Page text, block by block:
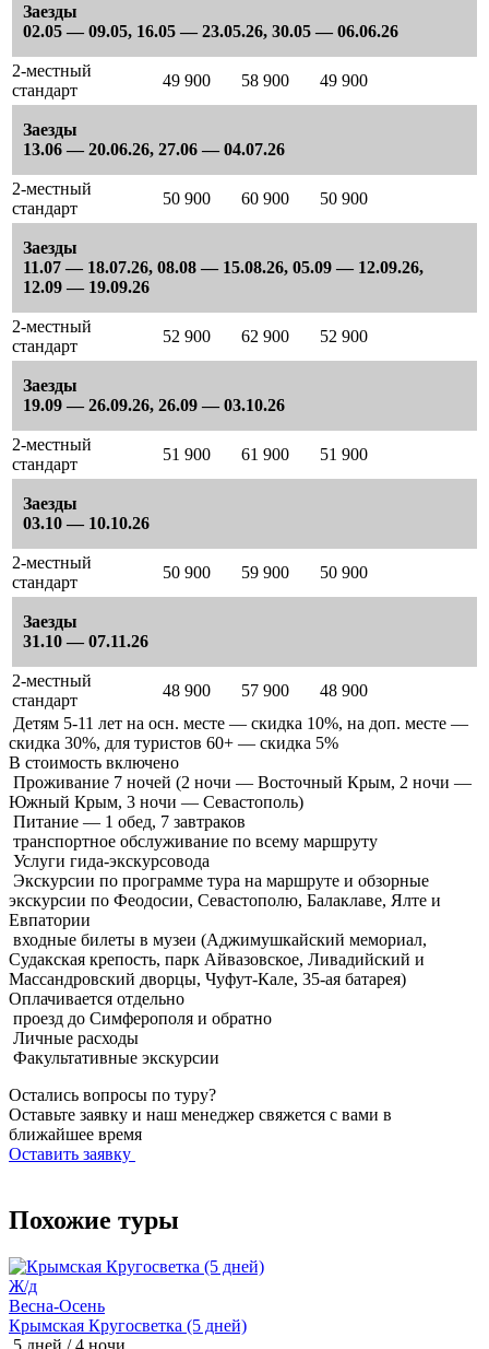
Заезды
02.05 — 09.05, 16.05 — 23.05.26, 30.05 — 06.06.26
2-местный
стандарт
49 900 58 900 49 900
Заезды
13.06 — 20.06.26, 27.06 — 04.07.26
2-местный
стандарт
50 900 60 900 50 900
Заезды
11.07 — 18.07.26, 08.08 — 15.08.26, 05.09 — 12.09.26,
12.09 — 19.09.26
2-местный
стандарт
52 900 62 900 52 900
Заезды
19.09 — 26.09.26, 26.09 — 03.10.26
2-местный
стандарт
51 900 61 900 51 900
Заезды
03.10 — 10.10.26
2-местный
стандарт
50 900 59 900 50 900
Заезды
31.10 — 07.11.26
2-местный
стандарт
48 900 57 900
48 900
Детям 5-11 лет на осн. месте — скидка 10%, на доп. месте —
скидка 30%, для туристов 60+ — скидка 5%
В стоимость включено
Проживание 7 ночей (2 ночи — Восточный Крым, 2 ночи —
Южный Крым, 3 ночи — Севастополь)
Питание — 1 обед, 7 завтраков
транспортное обслуживание по всему маршруту
Услуги гида-экскурсовода
Экскурсии по программе тура на маршруте и обзорные
экскурсии по Феодосии, Севастополю, Балаклаве, Ялте и
Евпатории
входные билеты в музеи (Аджимушкайский мемориал,
Судакская крепость, парк Айвазовское, Ливадийский и
Массандровский дворцы, Чуфут-Кале, 35-ая батарея)
Оплачивается отдельно
проезд до Симферополя и обратно
Личные расходы
Факультативные экскурсии
Остались вопросы по туру?
Оставьте заявку и наш менеджер свяжется с вами в
ближайшее время
Оставить заявку
Похожие туры
Ж/д
Весна-Осень
Крымская Кругосветка (5 дней)
5 дней / 4 ночи